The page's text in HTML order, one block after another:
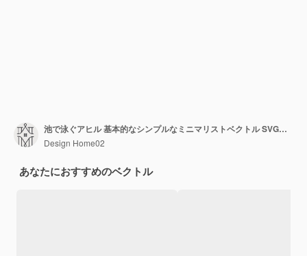
池で泳ぐアヒル 基本的なシンプルなミニマリストベクトル SVGグラフィック 白い背景に隔離された b
Design Home02
あなたにおすすめのベクトル